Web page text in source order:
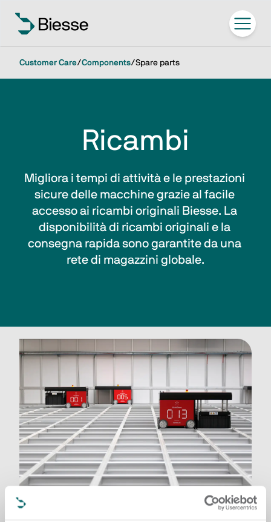
Customer Care/Components/Spare parts
Ricambi
Migliora i tempi di attività e le prestazioni
sicure delle macchine grazie al facile
accesso ai ricambi originali Biesse. La
disponibilità di ricambi originali e la
consegna rapida sono garantite da una
rete di magazzini globale.